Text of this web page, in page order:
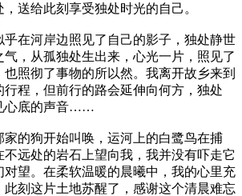
送给此刻享受独处时光的自己。
在河岸边照见了自己的影子，独处静世
气，从孤独处生出来，心光一片，照见了
也照彻了事物的所以然。我离开故乡来到
程，但前行的路会延伸向何方，独处
心底的声音……
的狗开始叫唤，运河上的白鹭鸟在捕
远处的岩石上望向我，我并没有吓走它
对望。在柔软温暖的晨曦中，我的心里充
刻这片土地苏醒了，感谢这个清晨难忘